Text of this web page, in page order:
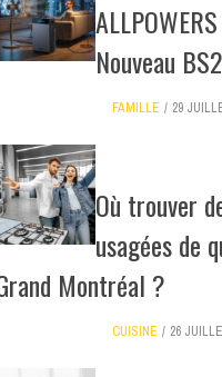
Nouveau
FAMILLE 29
Où trouver
usagées de
Montréal ?
CUISINE 26